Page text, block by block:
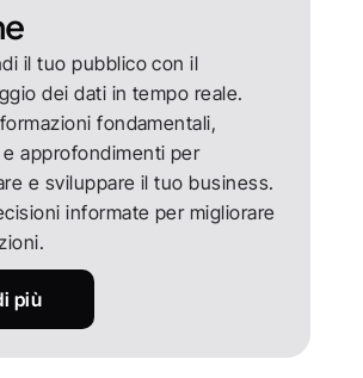
il tuo pubblico con il
dei dati in tempo reale.
fondamentali,
approfondimenti per
e sviluppare il tuo business.
informate per migliorare
più